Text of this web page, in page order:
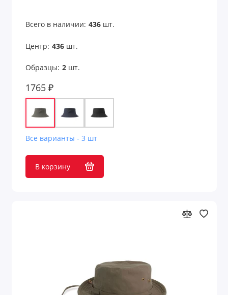
Всего в наличии: 436шт.
Центр: 436шт.
Образцы: 2шт.
1765 ₽
Все варианты - 3 шт
В корзину